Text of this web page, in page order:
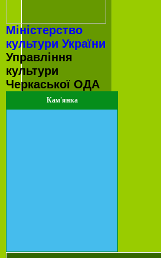
Міністерство
культури України
Управління
культури
Черкаської ОДА
Кам'янка